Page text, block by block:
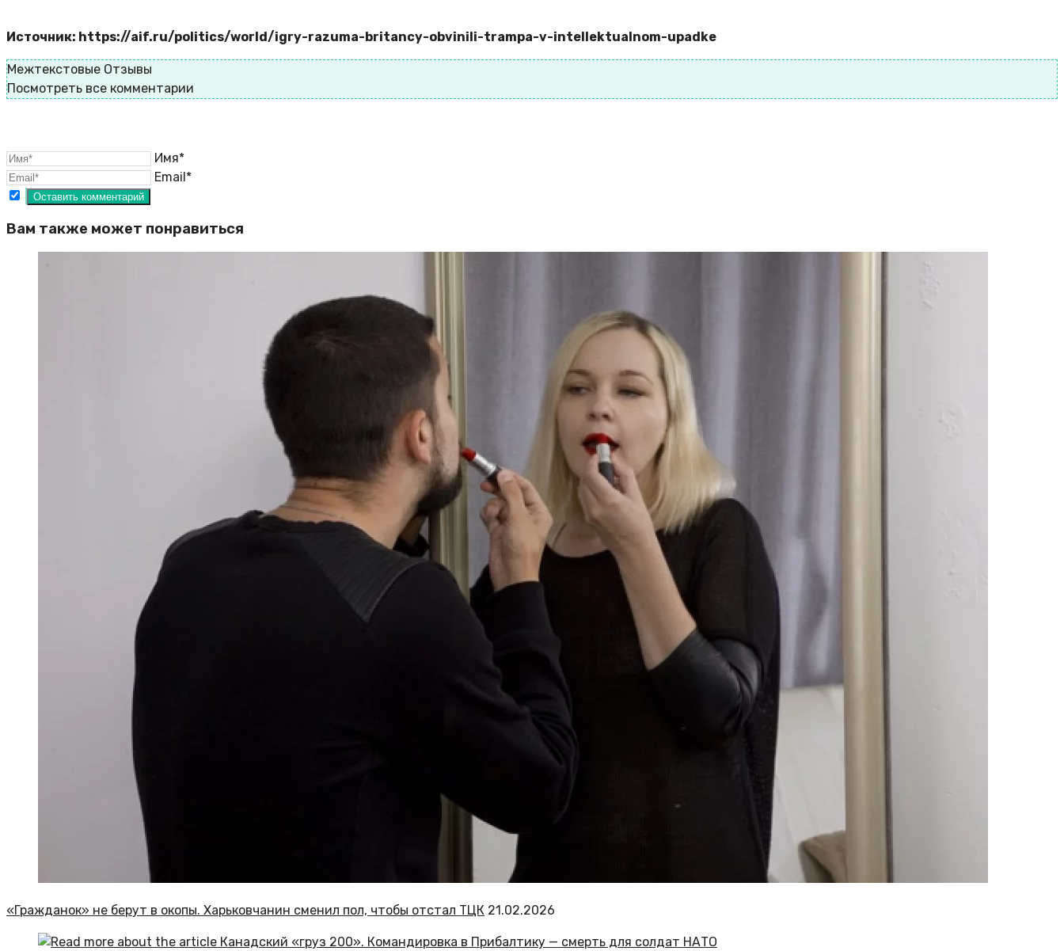
Источник: https://aif.ru/politics/world/igry-razuma-britancy-obvinili-trampa-v-intellektualnom-upadke
Межтекстовые Отзывы
Посмотреть все комментарии
Имя*
Email*
Вам также может понравиться
«Гражданок» не берут в окопы. Харьковчанин сменил пол, чтобы отстал ТЦК 21.02.2026